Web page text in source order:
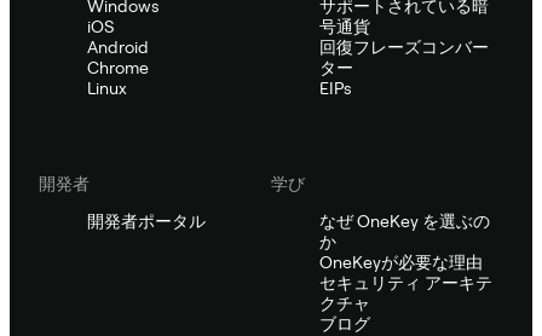
Windows
iOS
Android
Chrome
Linux
サポートされている暗
号通貨
回復フレーズコンバー
ター
EIPs
開発者
開発者ポータル
学び
なぜ OneKey を選ぶの
か
OneKeyが必要な理由
セキュリティ アーキテ
クチャ
ブログ